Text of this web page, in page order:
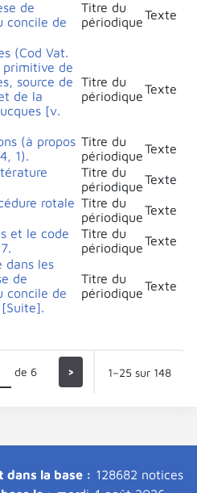
de
concile de
Titre du
périodiqueTexte
(Cod Vat.
primitive de
source de
de la
[v.
Titre du
périodiqueTexte
(à propos
1).
Titre du
périodiqueTexte
Titre du
périodiqueTexte
rotale Titre du
périodiqueTexte
et le code
Titre du
périodiqueTexte
dans les
de
concile de
Titre du
périodiqueTexte
de 6 > 1–25 sur 148
dans la base : 128682 notices